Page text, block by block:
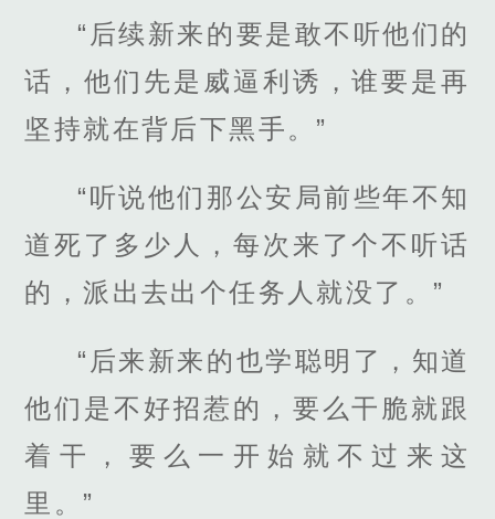
“后续新来的要是敢不听他们的
话，他们先是威逼利诱，谁要是再
坚持就在背后下黑手。”
“听说他们那公安局前些年不知
道死了多少人，每次来了个不听话
的，派出去出个任务人就没了。”
“后来新来的也学聪明了，知道
他们是不好招惹的，要么干脆就跟
着干，要么一开始就不过来这
里。”